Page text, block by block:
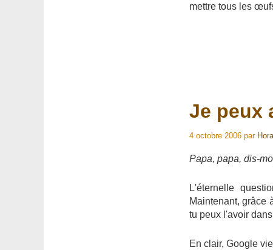
mettre tous les
Je peux
4 octobre 2006 par
Papa, papa, dis-
L'éternelle
Maintenant, grâce
tu peux l'avoir
En clair, Google